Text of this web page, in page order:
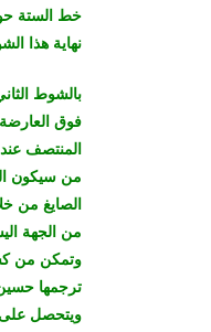
خط الستة
نهاية هذا
بالشوط
من سيكون
وتمكن من
ويتحصل على